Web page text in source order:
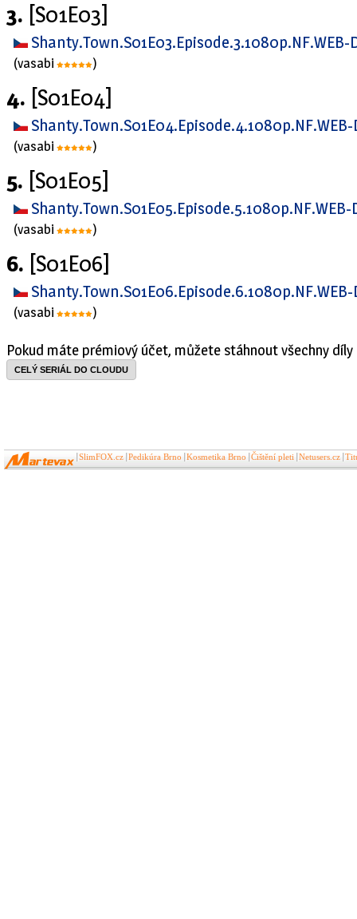
3. [S01E03]
(vasabi )
4. [S01E04]
(vasabi )
5. [S01E05]
(vasabi )
6. [S01E06]
(vasabi )
Pokud máte prémiový účet, můžete stáhnout všechny díly
CELÝ SERIÁL DO CLOUDU
SlimFOX.cz Pedikúra Brno Kosmetika Brno Čištění pleti Netusers.cz